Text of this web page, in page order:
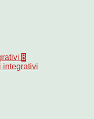
8
integrativi